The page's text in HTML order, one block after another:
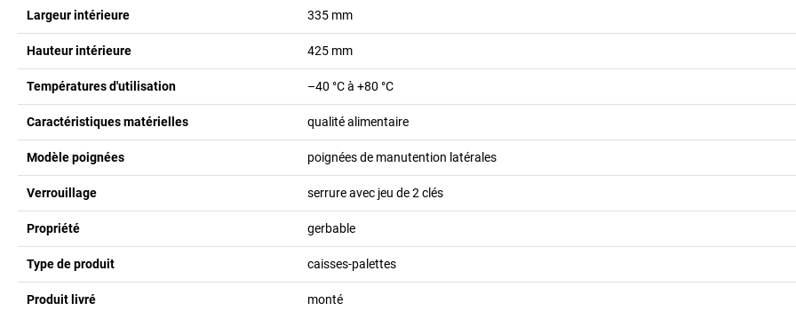
Largeur intérieure 335 mm
Hauteur intérieure 425 mm
Températures d'utilisation –40 °C à +80 °C
Caractéristiques matérielles qualité alimentaire
Modèle poignées poignées de manutention latérales
Verrouillage serrure avec jeu de 2 clés
Propriété gerbable
Type de produit caisses-palettes
Produit livré monté